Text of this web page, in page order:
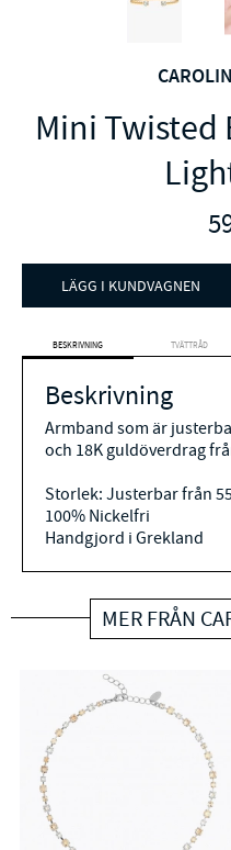
Mini Twisted
LÄGG I KUNDVAGNEN
BESKRIVNING TVÄTTRÅD
Beskrivning
Armband som är
och 18K guldöverdrag
Storlek: Justerbar från
100% Nickelfri
Handgjord i Grekland
MER FRÅN